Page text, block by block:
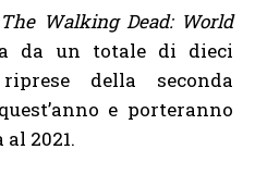
The Walking Dead: World
da un totale di dieci
della seconda
e porteranno
2021.